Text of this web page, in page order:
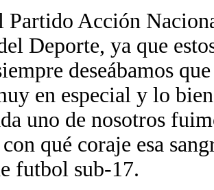
Partido Acción
Deporte, ya que
deseábamos
en especial y lo
uno de nosotros
qué coraje esa
futbol sub-17.